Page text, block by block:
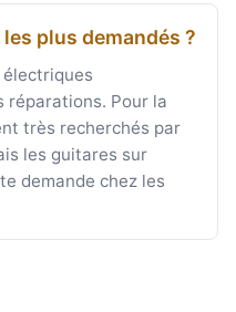
plus demandés ?
réparations. Pour la
très recherchés par
les guitares sur
demande chez les